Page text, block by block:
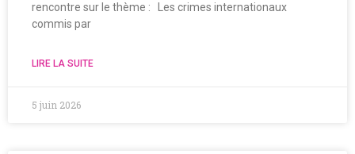
rencontre sur le thème : Les crimes internationaux
commis par
LIRE LA SUITE
5 juin 2026